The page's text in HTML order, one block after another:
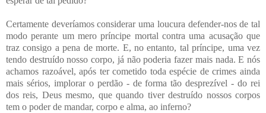
Certamente deveríamos considerar uma loucura defender-nos de tal
modo perante um mero príncipe mortal contra uma acusação que
traz consigo a pena de morte. E, no entanto, tal príncipe, uma vez
tendo destruído nosso corpo, já não poderia fazer mais nada. E nós
achamos razoável, após ter cometido toda espécie de crimes ainda
mais sérios, implorar o perdão - de forma tão desprezível - do rei
dos reis, Deus mesmo, que quando tiver destruído nossos corpos
tem o poder de mandar, corpo e alma, ao inferno?